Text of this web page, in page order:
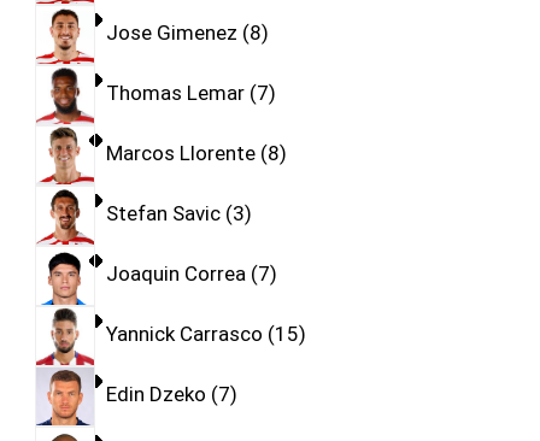
Jose Gimenez 8
Thomas Lemar 7
Marcos Llorente 8
Stefan Savic 3
Joaquin Correa 7
Yannick Carrasco 15
Edin Dzeko 7